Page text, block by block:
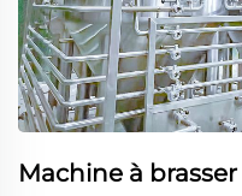
Machine à